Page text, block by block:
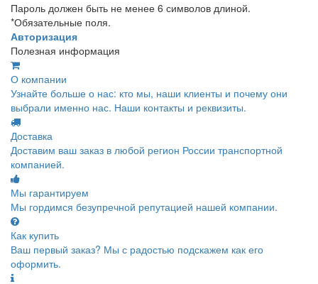
Пароль должен быть не менее 6 символов длиной.
*Обязательные поля.
Авторизация
Полезная информация
О компании
Узнайте больше о нас: кто мы, наши клиенты и почему они
выбрали именно нас. Наши контакты и реквизиты.
Доставка
Доставим ваш заказ в любой регион России транспортной
компанией.
Мы гарантируем
Мы гордимся безупречной репутацией нашей компании.
Как купить
Ваш первый заказ? Мы с радостью подскажем как его
оформить.